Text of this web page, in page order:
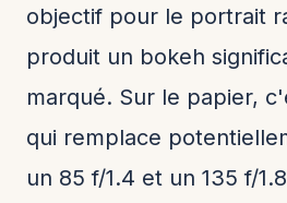
objectif pour le portrait
produit un bokeh
marqué. Sur le papier,
qui remplace
un 85 f/1.4 et un 135 f/